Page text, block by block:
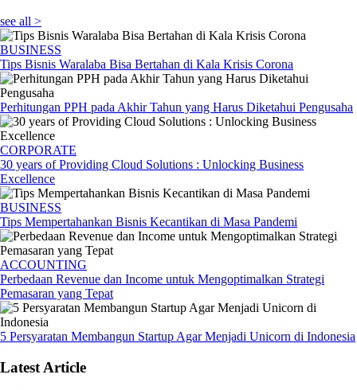
see all >
BUSINESS
Tips Bisnis Waralaba Bisa Bertahan di Kala Krisis Corona
Perhitungan PPH pada Akhir Tahun yang Harus Diketahui Pengusaha
CORPORATE
30 years of Providing Cloud Solutions : Unlocking Business
Excellence
BUSINESS
Tips Mempertahankan Bisnis Kecantikan di Masa Pandemi
ACCOUNTING
Perbedaan Revenue dan Income untuk Mengoptimalkan Strategi
Pemasaran yang Tepat
5 Persyaratan Membangun Startup Agar Menjadi Unicorn di Indonesia
Latest Article